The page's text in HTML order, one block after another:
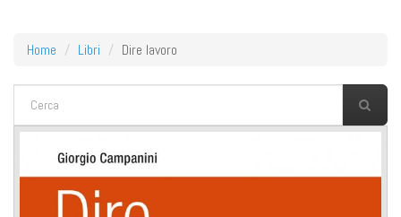
Home Libri Dire lavoro
FORM DI RICERCA